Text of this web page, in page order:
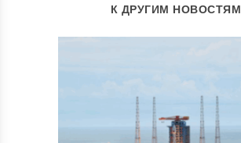
К ДРУГИМ НОВОСТЯМ